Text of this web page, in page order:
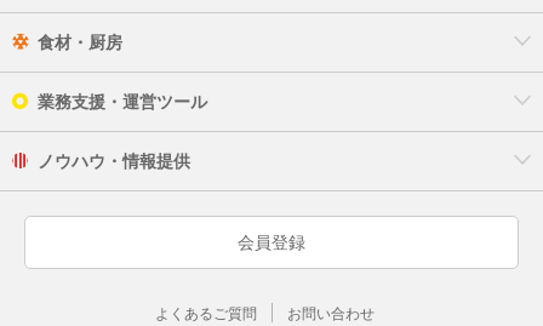
食材・厨房
業務支援・運営ツール
ノウハウ・情報提供
会員登録
よくあるご質問 お問い合わせ